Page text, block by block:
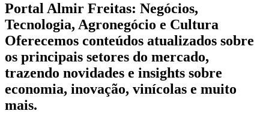
Portal Almir Freitas: Negócios,
Tecnologia, Agronegócio e Cultura
Oferecemos conteúdos atualizados sobre
os principais setores do mercado,
trazendo novidades e insights sobre
economia, inovação, vinícolas e muito
mais.